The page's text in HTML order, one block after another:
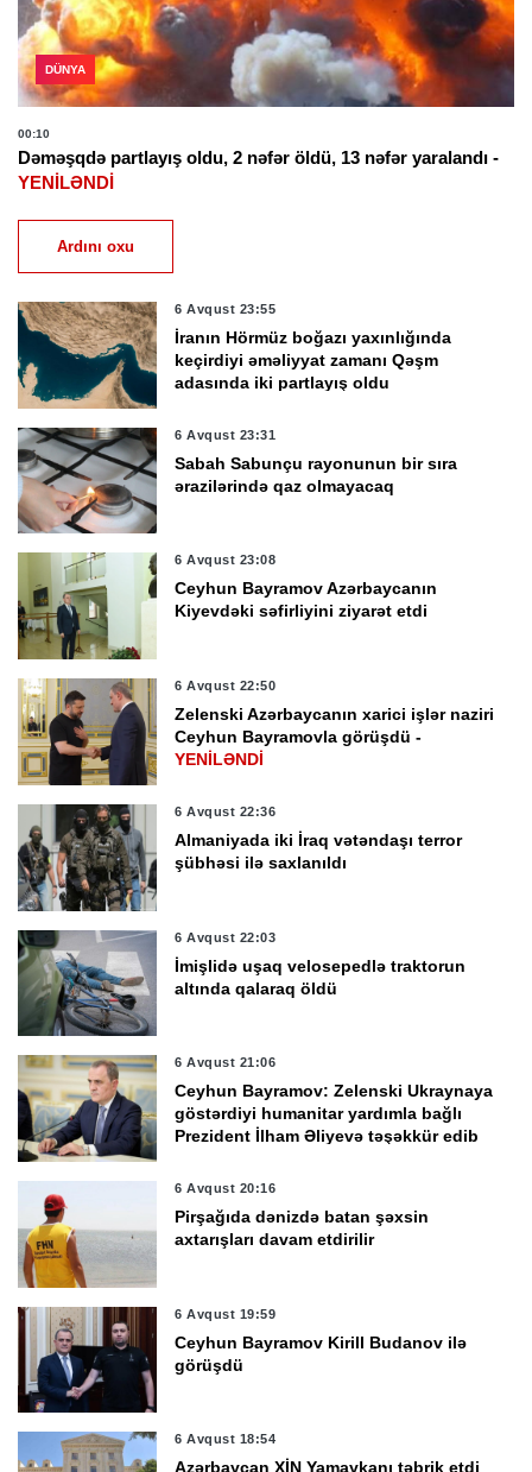
DÜNYA
00:10
Dəməşqdə partlayış oldu, 2 nəfər öldü, 13 nəfər yaralandı -
YENİLƏNDİ
Ardını oxu
6 Avqust 23:55
İranın Hörmüz boğazı yaxınlığında
keçirdiyi əməliyyat zamanı Qəşm
adasında iki partlayış oldu
6 Avqust 23:31
Sabah Sabunçu rayonunun bir sıra
ərazilərində qaz olmayacaq
6 Avqust 23:08
Ceyhun Bayramov Azərbaycanın
Kiyevdəki səfirliyini ziyarət etdi
6 Avqust 22:50
Zelenski Azərbaycanın xarici işlər naziri
Ceyhun Bayramovla görüşdü -
YENİLƏNDİ
6 Avqust 22:36
Almaniyada iki İraq vətəndaşı terror
şübhəsi ilə saxlanıldı
6 Avqust 22:03
İmişlidə uşaq velosepedlə traktorun
altında qalaraq öldü
6 Avqust 21:06
Ceyhun Bayramov: Zelenski Ukraynaya
göstərdiyi humanitar yardımla bağlı
Prezident İlham Əliyevə təşəkkür edib
6 Avqust 20:16
Pirşağıda dənizdə batan şəxsin
axtarışları davam etdirilir
6 Avqust 19:59
Ceyhun Bayramov Kirill Budanov ilə
görüşdü
6 Avqust 18:54
Azərbaycan XİN Yamaykanı təbrik etdi